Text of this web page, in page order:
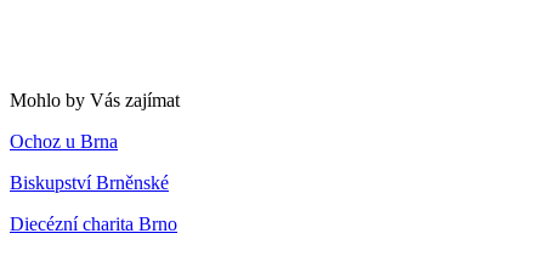
Mohlo by Vás zajímat
Ochoz u Brna
Biskupství Brněnské
Diecézní charita Brno